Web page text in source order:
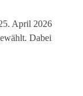
April 2026
Dabei